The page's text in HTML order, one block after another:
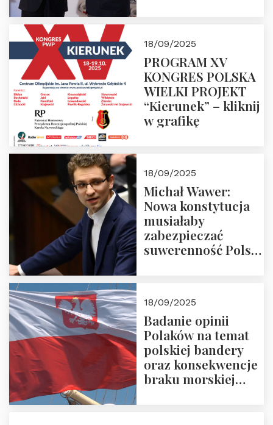
18/09/2025
PROGRAM XV
KONGRES POLSKA
WIELKI PROJEKT
“Kierunek” – kliknij
w grafikę
18/09/2025
Michał Wawer:
Nowa konstytucja
musiałaby
zabezpieczać
suwerenność Polski
18/09/2025
Badanie opinii
Polaków na temat
polskiej bandery
oraz konsekwencje
braku morskiej